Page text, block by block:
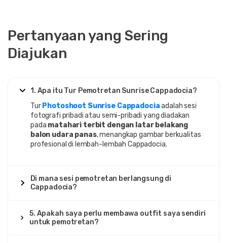
GR
Gianna Romano
Tur Pemotretan Cappadocia – Matahari Terbit &
Balon Udara Panas
10 Agustus 2025
IN
Imani Ncube
Tur Pemotretan Cappadocia – Matahari Terbit &
7 Agustus 2025
Katarina Popović
Pertanyaan yang Sering
Diajukan
1. Apa itu Tur Pemotretan Sunrise Cappadocia?
Tur Photoshoot Sunrise Cappadociaadalah sesi
fotografi pribadi atau semi-pribadi yang diadakan
pada matahari terbit dengan latar belakang
balon udara panas, menangkap gambar berkualitas
profesional di lembah-lembah Cappadocia.
Di mana sesi pemotretan berlangsung di
Cappadocia?
5. Apakah saya perlu membawa outfit saya sendiri
untuk pemotretan?